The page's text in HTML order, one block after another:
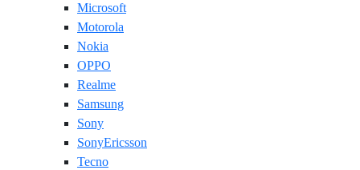
Microsoft
Motorola
Nokia
OPPO
Realme
Samsung
Sony
SonyEricsson
Tecno